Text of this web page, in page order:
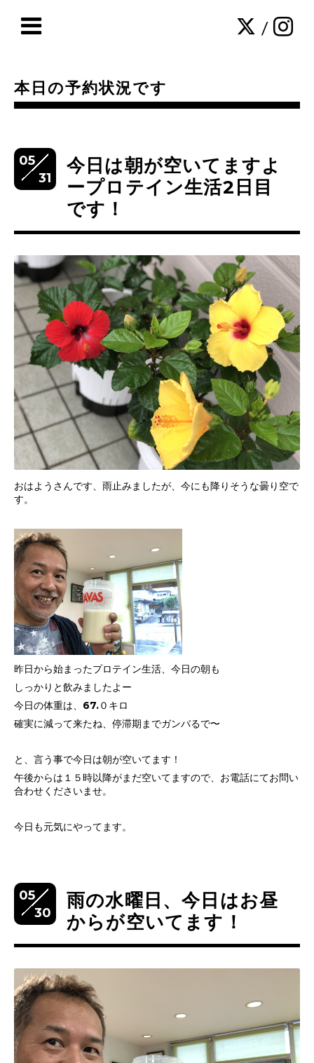
/
本日の予約状況です
05
31
今日は朝が空いてますよ
ープロテイン生活2日目
です！
おはようさんです、雨止みましたが、今にも降りそうな曇り空で
す。
昨日から始まったプロテイン生活、今日の朝も
しっかりと飲みましたよー
今日の体重は、67.０キロ
確実に減って来たね、停滞期までガンバるで〜
と、言う事で今日は朝が空いてます！
午後からは１５時以降がまだ空いてますので、お電話にてお問い
合わせくださいませ。
今日も元気にやってます。
05
30
雨の水曜日、今日はお昼
からが空いてます！